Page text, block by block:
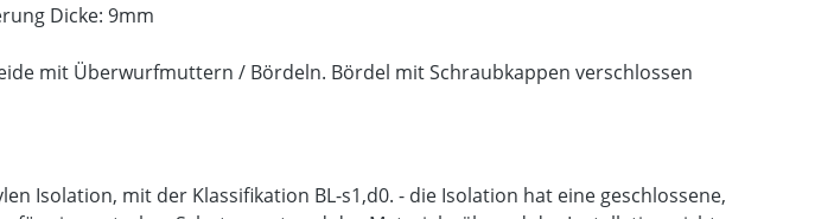
Dicke: 9mm
mit Überwurfmuttern / Bördeln. Bördel mit Schraubkappen verschlossen
Isolation, mit der Klassifikation BL-s1,d0. - die Isolation hat eine geschlossene,